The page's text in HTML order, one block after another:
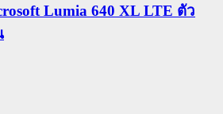
Lumia 640 XL LTE ตัว